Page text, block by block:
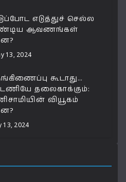
எடுத்துச் செல்ல
ஆவணங்கள்
13, 2024
கூடாது…
தலைகாக்கும்:
வியூகம்
13, 2024